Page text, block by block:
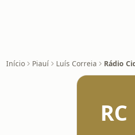
Início Piauí Luís Correia Rádio
RC